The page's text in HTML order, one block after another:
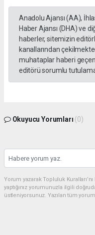
Anadolu Ajansı (AA),
Haber Ajansı (DHA) ve
haberler, sitemizin
kanallarından
muhataplar haberi
editörü sorumlu
Okuyucu Yorumları (0)
Yorum yazarak Topluluk
yaptığınız yorumunuzla ilgili
üstleniyorsunuz. Yazılan tüm